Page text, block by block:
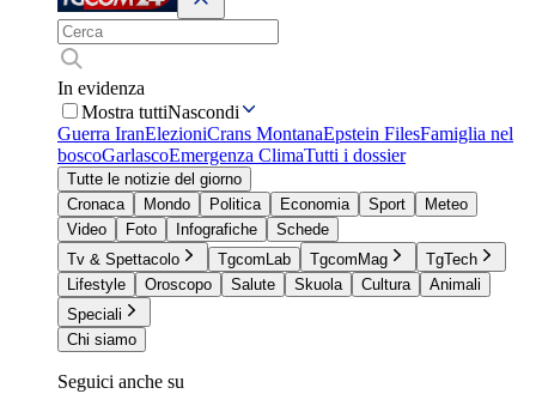
In evidenza
Mostra tuttiNascondi
Guerra IranElezioniCrans MontanaEpstein FilesFamiglia nel
boscoGarlascoEmergenza ClimaTutti i dossier
Tutte le notizie del giorno
Cronaca
Mondo Politica Economia Sport
Meteo
Video
Foto Infografiche
Schede
Tv & Spettacolo
TgcomLab TgcomMag
TgTech
Lifestyle
Oroscopo Salute Skuola Cultura
Animali
Speciali
Chi siamo
Seguici anche su